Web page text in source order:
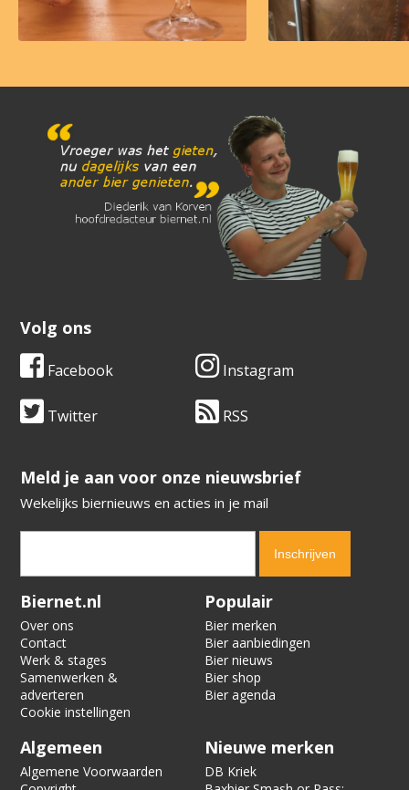
Volg ons
Facebook Instagram
Twitter RSS
​​​​​​​Meld je aan voor onze nieuwsbrief
Wekelijks biernieuws en acties in je mail
Verification code:
Biernet.nl
Over ons
Contact
Werk & stages
Samenwerken &
adverteren
Cookie instellingen
Populair
Bier merken
Bier aanbiedingen
Bier nieuws
Bier shop
Bier agenda
Algemeen
Algemene Voorwaarden
Nieuwe merken
DB Kriek